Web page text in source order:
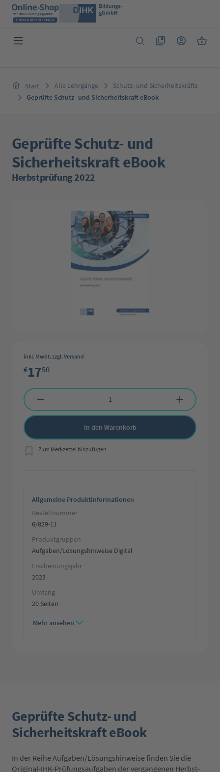
Zum Hauptinhalt springen
Du hast 0 Produkte
Start Alle Lehrgänge
Schutz- und Sicherheitskräfte
Geprüfte Schutz- und Sicherheitskraft eBook
Geprüfte Schutz- und
Sicherheitskraft eBook
Herbstprüfung 2022
inkl. MwSt. zzgl. Versand
€1750
Produkt Anzahl: Gib den gewünschten Wert ein oder benutze die
In den Warenkorb
Zum Merkzettel hinzufügen
Allgemeine Produktinformationen
Bestellnummer
6/829-11
Produktgruppen
Aufgaben/Lösungshinweise Digital
Erscheinungsjahr
2023
Umfang
20 Seiten
Mehr ansehen
Geprüfte Schutz- und
Sicherheitskraft eBook
In der Reihe Aufgaben/Lösungshinweise finden Sie die
Original-IHK-Prüfungsaufgaben der vergangenen Herbst-